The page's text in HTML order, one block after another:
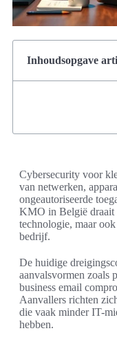
Inhoudsopgave
Cybersecurity voor
van netwerken,
ongeautoriseerde
KMO in België draait
technologie, maar
bedrijf.
De huidige
aanvalsvormen zoals
business email
Aanvallers richten
die vaak minder IT-
hebben.